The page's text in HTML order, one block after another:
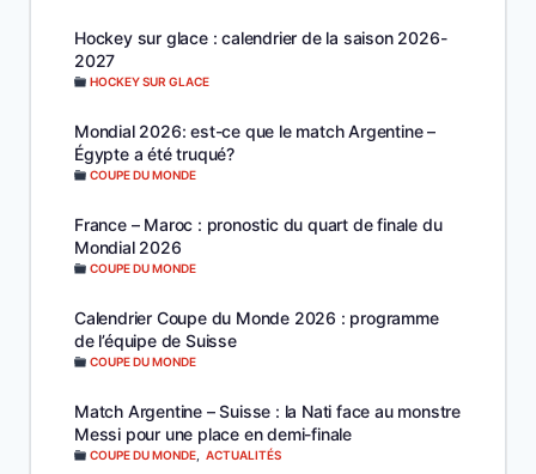
Hockey sur glace : calendrier de la saison 2026-
2027
HOCKEY SUR GLACE
Mondial 2026: est-ce que le match Argentine –
Égypte a été truqué?
COUPE DU MONDE
France – Maroc : pronostic du quart de finale du
Mondial 2026
COUPE DU MONDE
Calendrier Coupe du Monde 2026 : programme
de l’équipe de Suisse
COUPE DU MONDE
Match Argentine – Suisse : la Nati face au monstre
Messi pour une place en demi-finale
COUPE DU MONDE ACTUALITÉS